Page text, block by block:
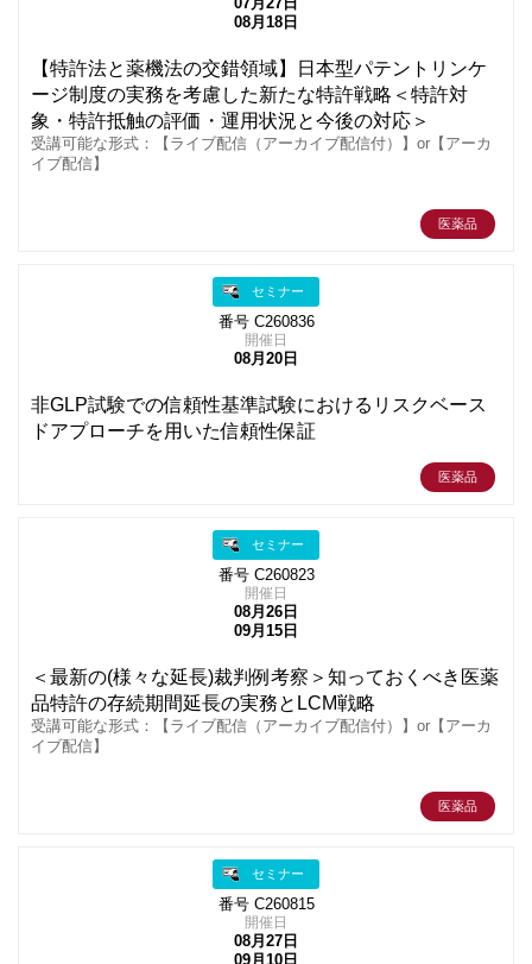
07月27日
08月18日
【特許法と薬機法の交錯領域】日本型パテントリンケ
ージ制度の実務を考慮した新たな特許戦略＜特許対
象・特許抵触の評価・運用状況と今後の対応＞
受講可能な形式：【ライブ配信（アーカイブ配信付）】or【アーカ
イブ配信】
医薬品
セミナー
番号 C260836
開催日
08月20日
非GLP試験での信頼性基準試験におけるリスクベース
ドアプローチを用いた信頼性保証
医薬品
セミナー
番号 C260823
開催日
08月26日
09月15日
＜最新の(様々な延長)裁判例考察＞知っておくべき医薬
品特許の存続期間延長の実務とLCM戦略
受講可能な形式：【ライブ配信（アーカイブ配信付）】or【アーカ
イブ配信】
医薬品
セミナー
番号 C260815
開催日
08月27日
09月10日